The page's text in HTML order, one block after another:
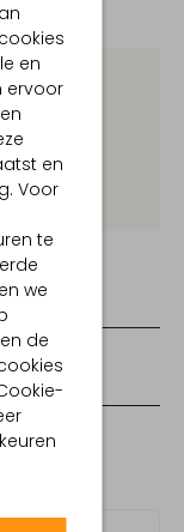
en
ervoor
en
Voor
te
we
de